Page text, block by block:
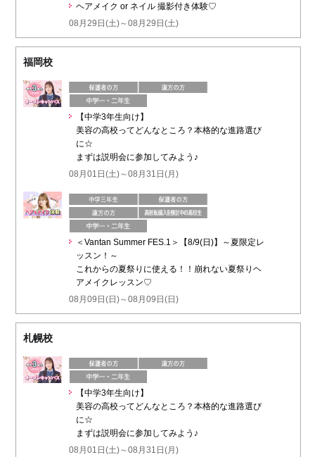
ヘアメイク or ネイル 撮影付き体験♡
08月29日(土)～08月29日(土)
福岡校
【中学3年生向け】
美容の高校ってどんなところ？本格的な進路選び
に☆
まずは説明会に参加してみよう♪
08月01日(土)～08月31日(月)
＜Vantan Summer FES.1＞【8/9(日)】～夏限定レ
ッスン！～
これからの夏祭りに使える！！崩れない夏祭りヘ
アメイクレッスン♡
08月09日(日)～08月09日(日)
札幌校
【中学3年生向け】
美容の高校ってどんなところ？本格的な進路選び
に☆
まずは説明会に参加してみよう♪
08月01日(土)～08月31日(月)